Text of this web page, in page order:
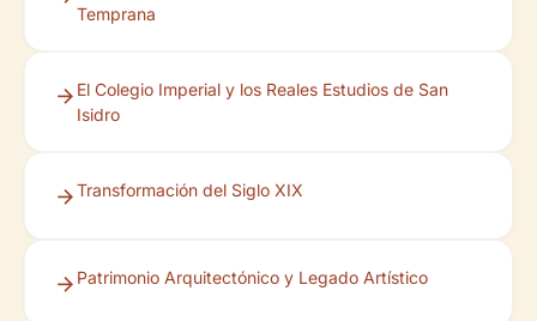
Temprana
El Colegio Imperial y los Reales Estudios de San
Isidro
Transformación del Siglo XIX
Patrimonio Arquitectónico y Legado Artístico